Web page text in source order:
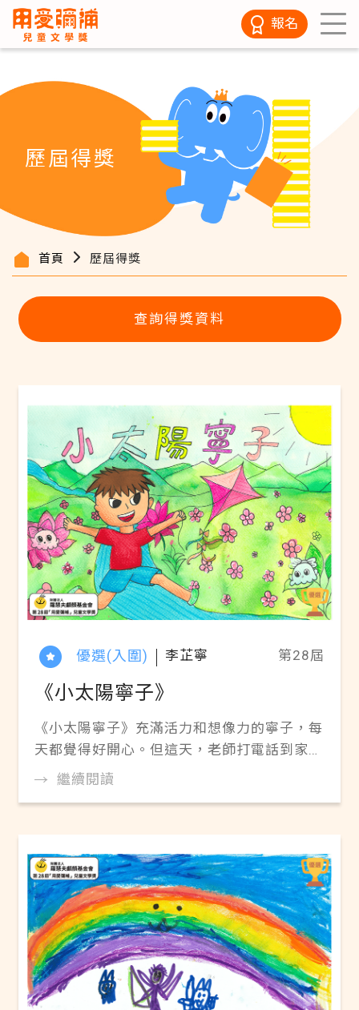
報名
歷屆得獎
首頁 歷屆得獎
查詢得獎資料
優選(入圍) 李芷寧 第28屆
《小太陽寧子》
《小太陽寧子》充滿活力和想像力的寧子，每
天都覺得好開心。但這天，老師打電話到家裡
來了，寧子覺得有點沮喪，好像自己沒有做
繼續閱讀